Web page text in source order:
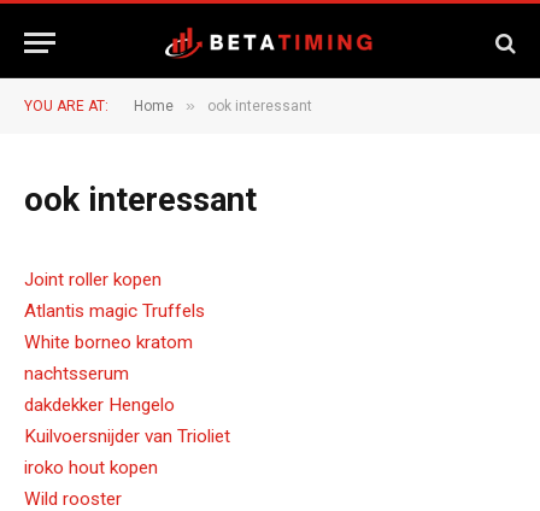
YOU ARE AT: Home » ook interessant
ook interessant
Joint roller kopen
Atlantis magic Truffels
White borneo kratom
nachtsserum
dakdekker Hengelo
Kuilvoersnijder van Trioliet
iroko hout kopen
Wild rooster